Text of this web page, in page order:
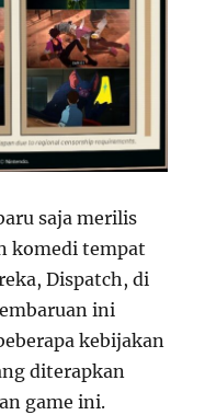
saja merilis
komedi tempat
Dispatch, di
ini
kebijakan
diterapkan
game ini.